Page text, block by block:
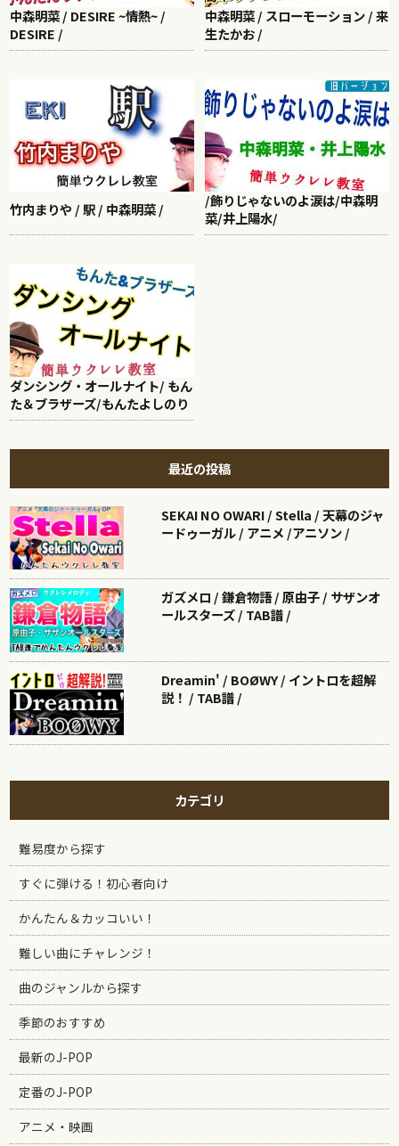
中森明菜 / DESIRE ~情熱~ /
DESIRE /
中森明菜 / スローモーション / 来
生たかお /
竹内まりや / 駅 / 中森明菜 /
/飾りじゃないのよ涙は/中森明
菜/井上陽水/
ダンシング・オールナイト/ もん
た＆ブラザーズ/もんたよしのり
最近の投稿
SEKAI NO OWARI / Stella / 天幕のジャ
ードゥーガル / アニメ /アニソン /
ガズメロ / 鎌倉物語 / 原由子 / サザンオ
ールスターズ / TAB譜 /
Dreamin' / BOØWY / イントロを超解
説！ / TAB譜 /
カテゴリ
難易度から探す
すぐに弾ける！初心者向け
かんたん＆カッコいい！
難しい曲にチャレンジ！
曲のジャンルから探す
季節のおすすめ
最新のJ-POP
定番のJ-POP
アニメ・映画